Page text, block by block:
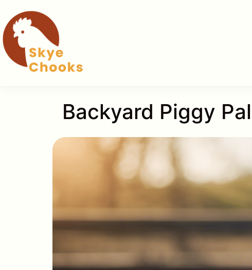
indhold
Backyard Piggy